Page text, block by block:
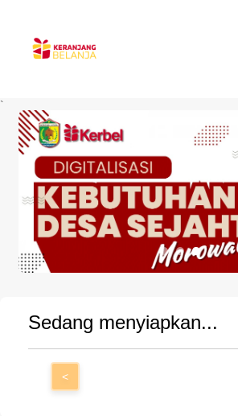
`
Sedang menyiapkan...
<